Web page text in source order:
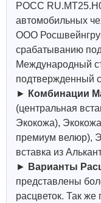
РОСС
автомобильных
ООО
срабатыванию
Международный
подтвержденный
► Комбинации
(центральная
Экокожа),
премиум велюр),
вставка из
► Варианты
представлены
расцветок. Так